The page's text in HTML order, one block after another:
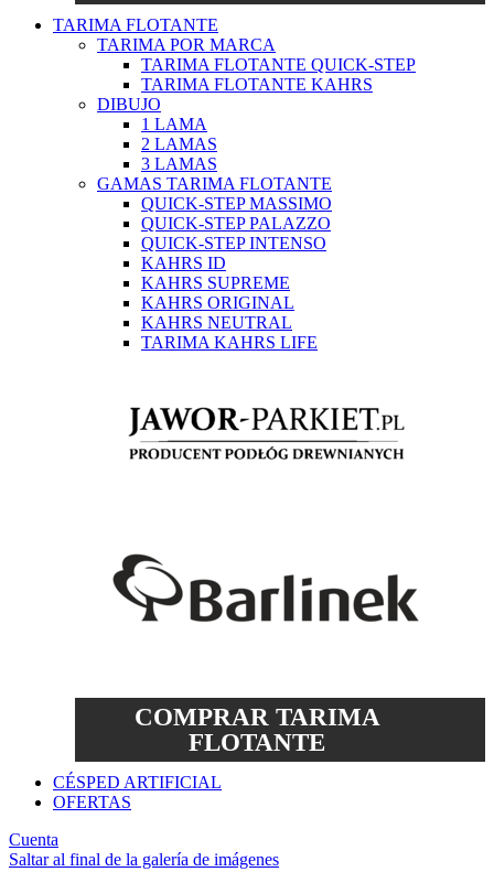
TARIMA FLOTANTE
TARIMA POR MARCA
TARIMA FLOTANTE QUICK-STEP
TARIMA FLOTANTE KAHRS
DIBUJO
1 LAMA
2 LAMAS
3 LAMAS
GAMAS TARIMA FLOTANTE
QUICK-STEP MASSIMO
QUICK-STEP PALAZZO
QUICK-STEP INTENSO
KAHRS ID
KAHRS SUPREME
KAHRS ORIGINAL
KAHRS NEUTRAL
TARIMA KAHRS LIFE
COMPRAR TARIMA
FLOTANTE
CÉSPED ARTIFICIAL
OFERTAS
Cuenta
Saltar al final de la galería de imágenes